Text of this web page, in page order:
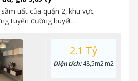
uất của quận 2, khu vực
tuyến đường huyết…
2.1 Tỷ
Diện tích:48,5m2 m2